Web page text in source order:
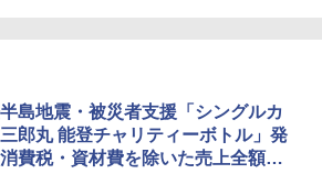
島地震・被災者支援「シングルカ
郎丸 能登チャリティーボトル」発
費税・資材費を除いた売上全額を